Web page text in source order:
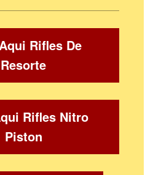
Rifles De
Resorte
Rifles Nitro
Piston